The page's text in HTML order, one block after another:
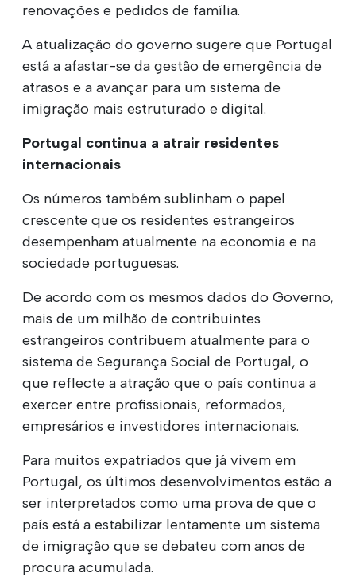
renovações e pedidos de família.
A atualização do governo sugere que Portugal
está a afastar-se da gestão de emergência de
atrasos e a avançar para um sistema de
imigração mais estruturado e digital.
Portugal continua a atrair residentes
internacionais
Os números também sublinham o papel
crescente que os residentes estrangeiros
desempenham atualmente na economia e na
sociedade portuguesas.
De acordo com os mesmos dados do Governo,
mais de um milhão de contribuintes
estrangeiros contribuem atualmente para o
sistema de Segurança Social de Portugal, o
que reflecte a atração que o país continua a
exercer entre profissionais, reformados,
empresários e investidores internacionais.
Para muitos expatriados que já vivem em
Portugal, os últimos desenvolvimentos estão a
ser interpretados como uma prova de que o
país está a estabilizar lentamente um sistema
de imigração que se debateu com anos de
procura acumulada.